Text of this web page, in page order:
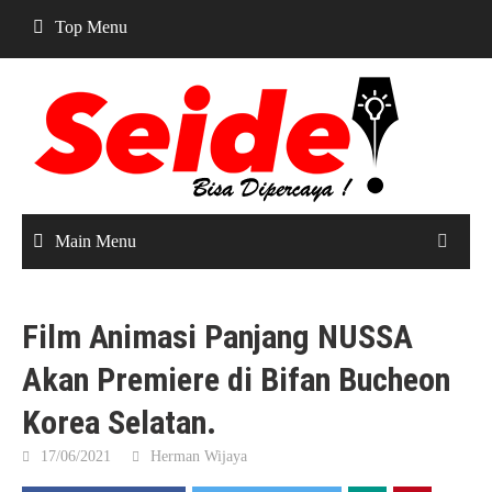
content
Top Menu
Main Menu
Film Animasi Panjang NUSSA
Akan Premiere di Bifan Bucheon
Korea Selatan.
17/06/2021 Herman Wijaya